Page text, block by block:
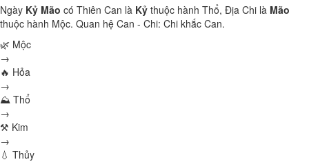
Ngày Kỷ Mão có Thiên Can là Kỷ thuộc hành Thổ, Địa Chi là Mão
thuộc hành Mộc. Quan hệ Can - Chi: Chi khắc Can.
🌿 Mộc
→
🔥 Hỏa
→
⛰ Thổ
→
⚒ Kim
→
💧 Thủy